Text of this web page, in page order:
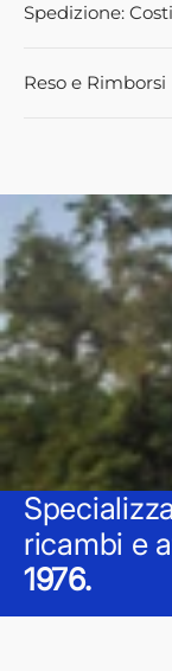
Spedizione:
Reso e Rimborsi
ricambi e
1976.